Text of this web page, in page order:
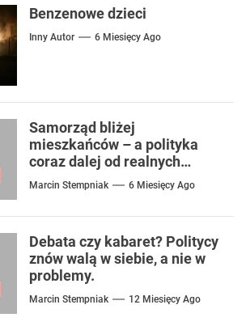
Benzenowe dzieci
Inny Autor 6 Miesięcy Ago
Samorząd bliżej
mieszkańców – a polityka
coraz dalej od realnych
problemów
Marcin Stempniak 6 Miesięcy Ago
Debata czy kabaret? Politycy
znów walą w siebie, a nie w
problemy.
Marcin Stempniak 12 Miesięcy Ago